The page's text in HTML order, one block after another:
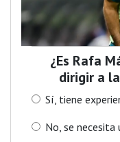
¿Es Rafa
dirigir a
Sí, tiene
No, se necesita